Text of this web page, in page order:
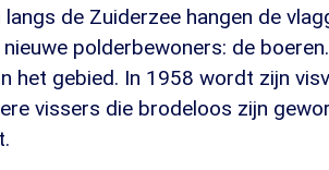
de Zuiderzee hangen de
polderbewoners: de
het gebied. In 1958 wordt zijn
vissers die brodeloos zijn